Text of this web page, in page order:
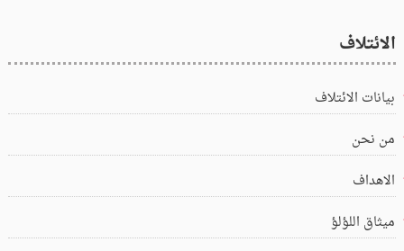
الائتلاف
بيانات الائتلاف
من نحن
الاهداف
ميثاق اللؤلؤ